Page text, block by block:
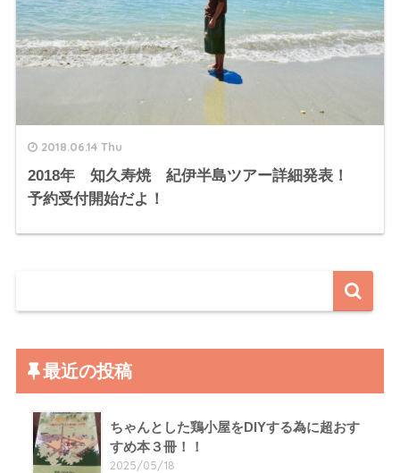
2018.06.14 Thu
2018年 知久寿焼 紀伊半島ツアー詳細発表！
予約受付開始だよ！
最近の投稿
ちゃんとした鶏小屋をDIYする為に超おす
すめ本３冊！！
2025/05/18